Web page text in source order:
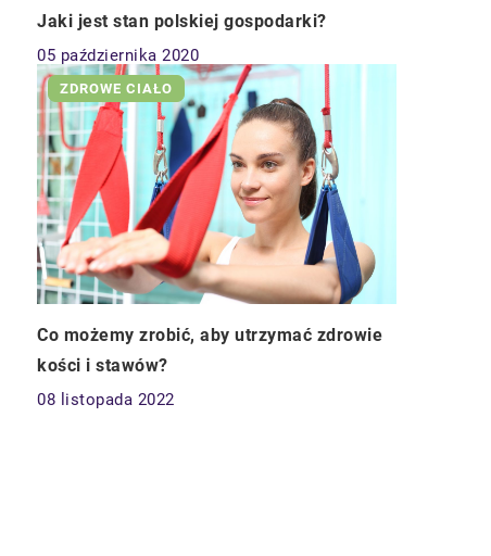
Jaki jest stan polskiej gospodarki?
05 października 2020
ZDROWE CIAŁO
Co możemy zrobić, aby utrzymać zdrowie
kości i stawów?
08 listopada 2022